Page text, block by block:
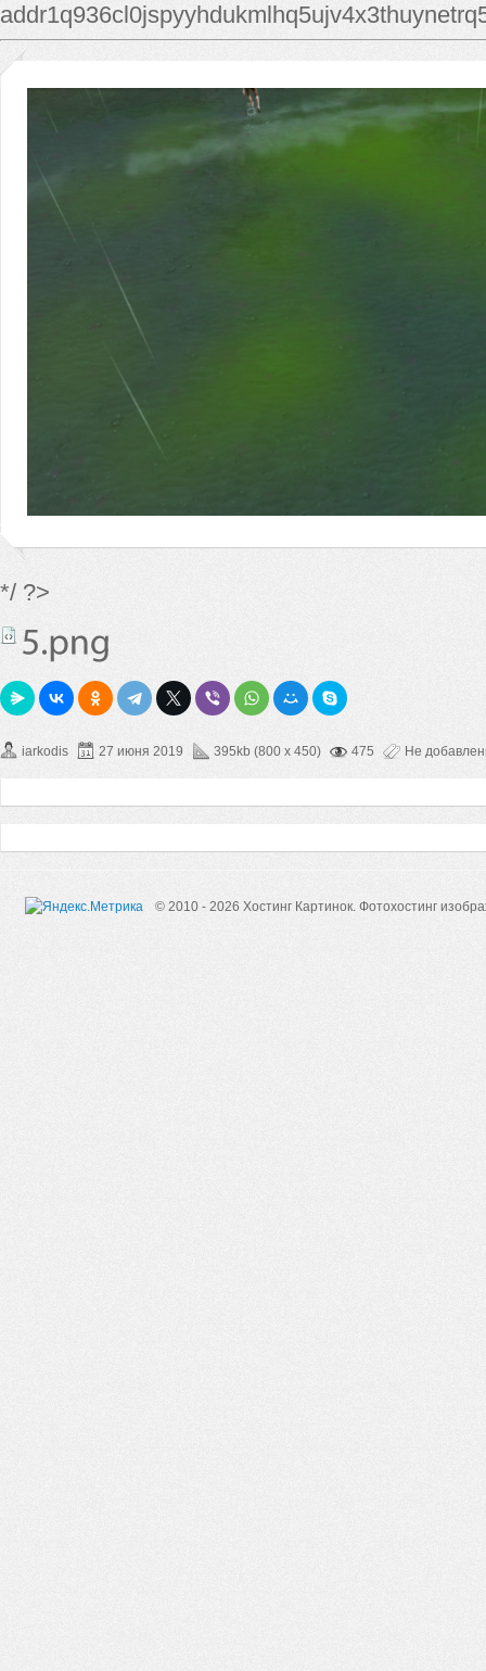
*/ ?>
iarkodis 27 июня 2019 395kb (800 x 450) 475 Не
© 2010 - 2026 Хостинг Картинок. Фотохостинг